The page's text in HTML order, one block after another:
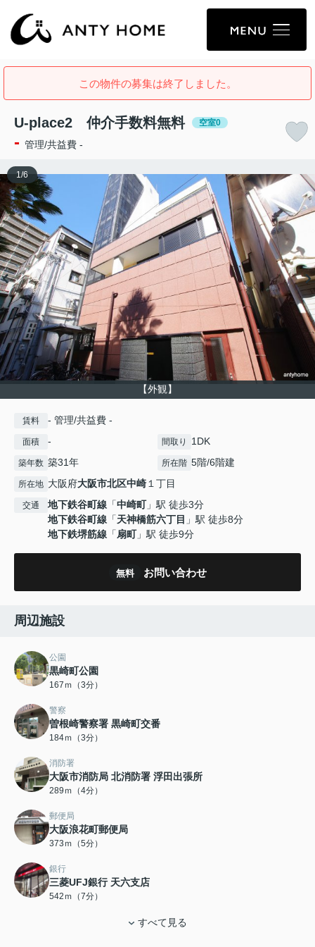
この物件の募集は終了しました。
U-place2 仲介手数料無料 空室0
- 管理/共益費 -
【外観】
1/6
賃料 - 管理/共益費 -
面積 - 間取り 1DK
築年数 築31年 所在階 5階/6階建
所在地 大阪府大阪市北区中崎 １丁目
交通 地下鉄谷町線 「中崎町」駅 徒歩3分
地下鉄谷町線 「天神橋筋六丁目 」駅 徒歩8分
地下鉄堺筋線 「扇町」駅 徒歩9分
無料 お問い合わせ
周辺施設
公園
黒崎町公園
167ｍ（3分）
警察
曽根崎警察署 黒崎町交番
184ｍ（3分）
消防署
大阪市消防局 北消防署 浮田出張所
289ｍ（4分）
郵便局
大阪浪花町郵便局
373ｍ（5分）
銀行
三菱UFJ銀行 天六支店
542ｍ（7分）
すべて見る